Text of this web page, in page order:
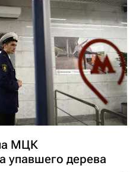
МЦК
упавшего дерева